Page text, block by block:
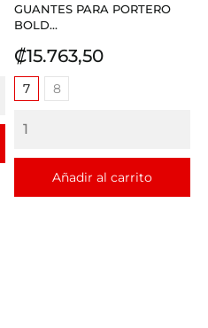
GUANTES PARA PORTERO
BOLD...
Precio
₡15.763,50
7 8
Añadir al carrito